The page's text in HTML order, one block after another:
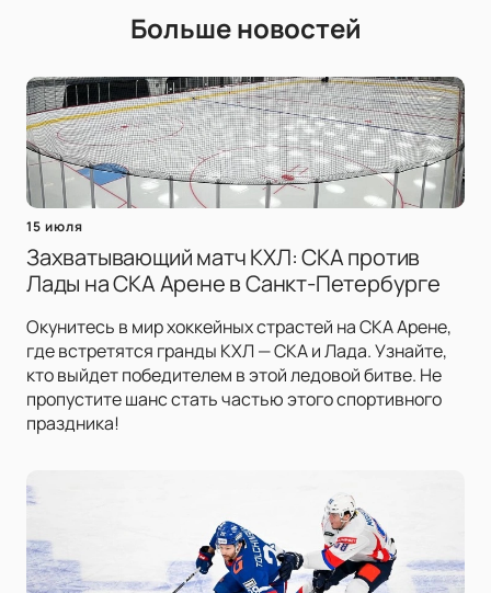
Больше новостей
15 июля
Захватывающий матч КХЛ: СКА против
Лады на СКА Арене в Санкт-Петербурге
Окунитесь в мир хоккейных страстей на СКА Арене,
где встретятся гранды КХЛ — СКА и Лада. Узнайте,
кто выйдет победителем в этой ледовой битве. Не
пропустите шанс стать частью этого спортивного
праздника!